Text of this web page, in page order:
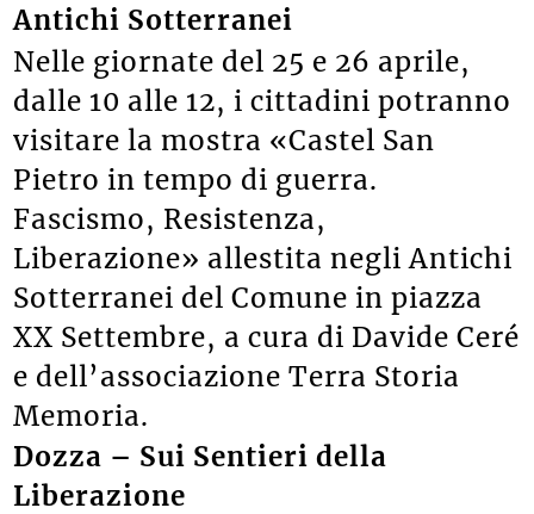
Antichi Sotterranei
Nelle giornate del 25 e 26 aprile,
dalle 10 alle 12, i cittadini potranno
visitare la mostra «Castel San
Pietro in tempo di guerra.
Fascismo, Resistenza,
Liberazione» allestita negli Antichi
Sotterranei del Comune in piazza
XX Settembre, a cura di Davide Ceré
e dell’associazione Terra Storia
Memoria.
Dozza – Sui Sentieri della
Liberazione